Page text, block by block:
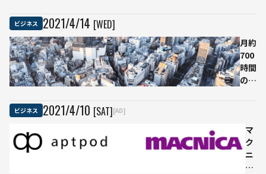
だ」
独立
した
の
か？
ビジネス 2021/4/14 [WED]
月約
700
時間
の業
した
事例
も！
ヤマ
ビジネス 2021/4/10 [SAT][AD]
マ
ク
ニ
カ